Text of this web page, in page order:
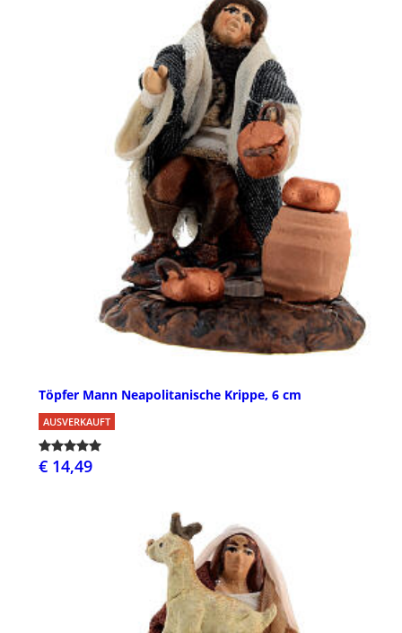
Töpfer Mann Neapolitanische Krippe, 6 cm
AUSVERKAUFT
€ 14,49